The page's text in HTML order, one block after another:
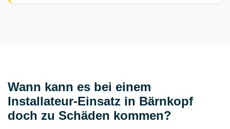
Wann kann es bei einem
Installateur-Einsatz in Bärnkopf
doch zu Schäden kommen?